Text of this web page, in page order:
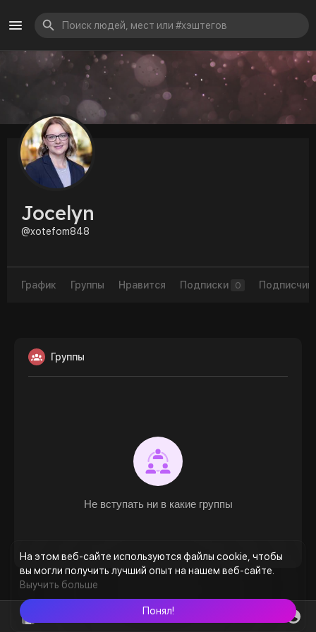
На этом веб-сайте используются файлы cookie, чтобы
вы могли получить лучший опыт на нашем веб-сайте.
Выучить больше
Понял!
Jocelyn
@xotefom848
График Группы Нравится Подписки 0
Группы
Не вступать ни в какие группы